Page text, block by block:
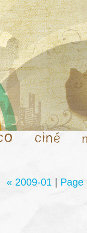
« 2009-01 Page